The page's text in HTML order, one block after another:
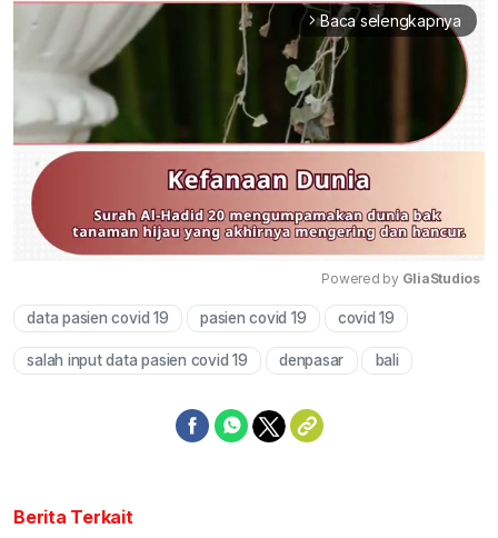
arrow_forward_ios Baca selengkapnya
Mute
Powered by GliaStudios
data pasien covid 19 pasien covid 19 covid 19
salah input data pasien covid 19 denpasar bali
Berita Terkait